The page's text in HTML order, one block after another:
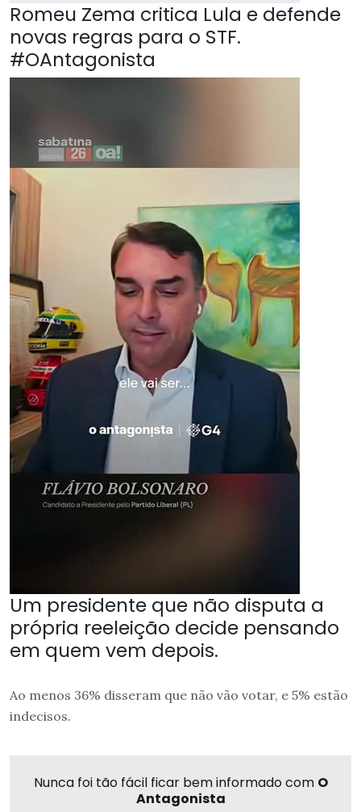
Romeu Zema critica Lula e defende
novas regras para o STF.
#OAntagonista
Um presidente que não disputa a
própria reeleição decide pensando
em quem vem depois.
Ao menos 36% disseram que não vão votar, e 5% estão
indecisos.
Nunca foi tão fácil ficar bem informado com O
Antagonista